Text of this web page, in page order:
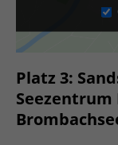
Platz 3:
Seezentrum